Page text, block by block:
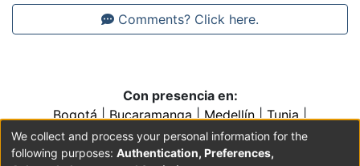
Comments? Click here.
Con presencia en:
Bogotá|Bucaramanga|Medellín|Tunja|
Villavicencio|Conventos y Colegios de la Orden de
Predicadores
We collect and process your personal information for the
following purposes: Authentication, Preferences,